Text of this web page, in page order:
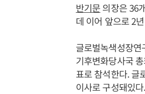
반기문의장은 36
데 이어 앞으로 2
글로벌녹색성장연
기후변화당사국
표로 참석한다. 글
이사로 구성돼있다.